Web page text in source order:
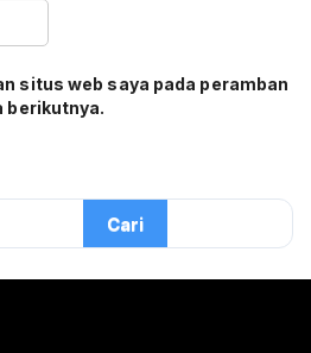
situs web saya pada peramban
berikutnya.